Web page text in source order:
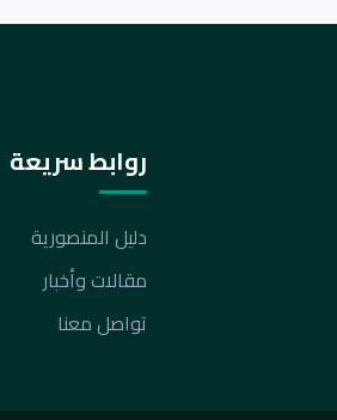
روابط سريعة
دليل المنصورية
مقالات وأخبار
تواصل معنا